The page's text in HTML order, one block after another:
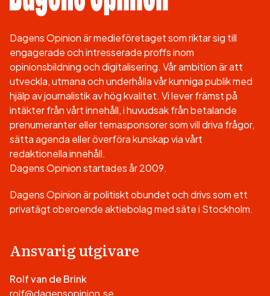
Dagens Opinion är medieföretaget som riktar sig till
engagerade och intresserade proffs inom
opinionsbildning och digitalisering. Vår ambition är att
utveckla, utmana och underhålla vår kunniga publik med
hjälp av journalistik av hög kvalitet. Vi lever främst på
intäkter från vårt innehåll, i huvudsak från betalande
prenumeranter eller temasponsorer som vill driva frågor,
sätta agenda eller överföra kunskap via vårt
redaktionella innehåll.
Dagens Opinion startades år 2009.
Dagens Opinion är politiskt obundet och drivs som ett
privatägt oberoende aktiebolag med säte i Stockholm.
Ansvarig utgivare
Rolf van de Brink
rolf@dagensopinion.se